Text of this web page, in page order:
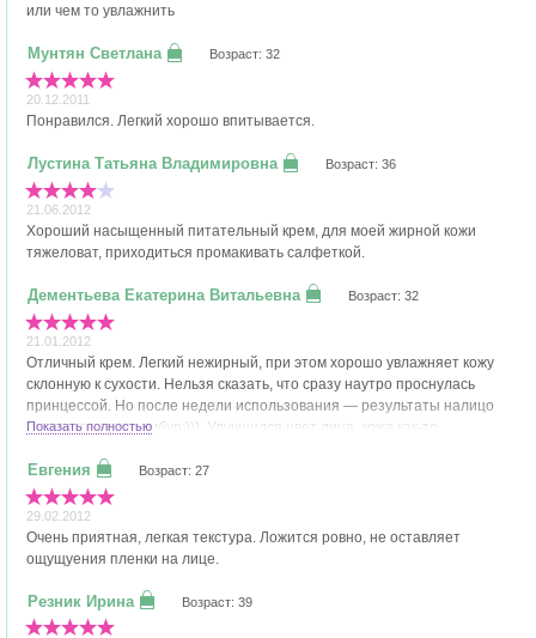
или чем то увлажнить
Возраст: 32
20.12.2011
Понравился. Легкий хорошо впитывается.
Возраст: 36
21.06.2012
Хороший насыщенный питательный крем, для моей жирной кожи
тяжеловат, приходиться промакивать салфеткой.
Возраст: 32
21.01.2012
Отличный крем. Легкий нежирный, при этом хорошо увлажняет кожу
склонную к сухости. Нельзя сказать, что сразу наутро проснулась
принцессой. Но после недели использования — результаты налицо
(извините за каламбур:))). Улучшился цвет лица, кожа как-то
Показать полностью
Возраст: 27
29.02.2012
Очень приятная, легкая текстура. Ложится ровно, не оставляет
ощущуения пленки на лице.
Возраст: 39